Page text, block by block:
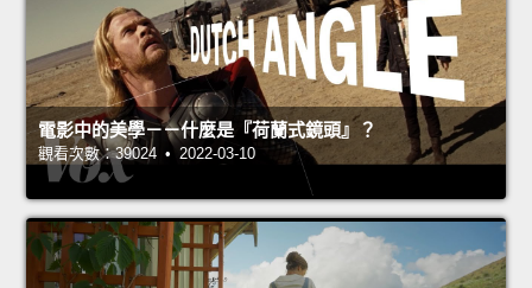
電影中的美學－－什麼是『荷蘭式鏡頭』？
觀看次數：39024 • 2022-03-10